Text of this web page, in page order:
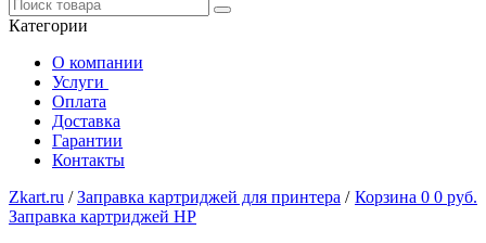
Категории
О компании
Услуги
Оплата
Доставка
Гарантии
Контакты
Корзина 0 0 руб.
Zkart.ru /Заправка картриджей для принтера /
Заправка картриджей HP